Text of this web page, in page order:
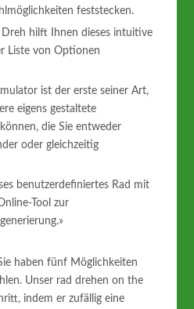
feststecken.
hilft Ihnen dieses intuitive
Liste von Optionen
ist der erste seiner Art,
eigens gestaltete
die Sie entweder
oder gleichzeitig
benutzerdefiniertes Rad mit
Tool zur
haben fünf Möglichkeiten
Unser rad drehen on the
indem er zufällig eine